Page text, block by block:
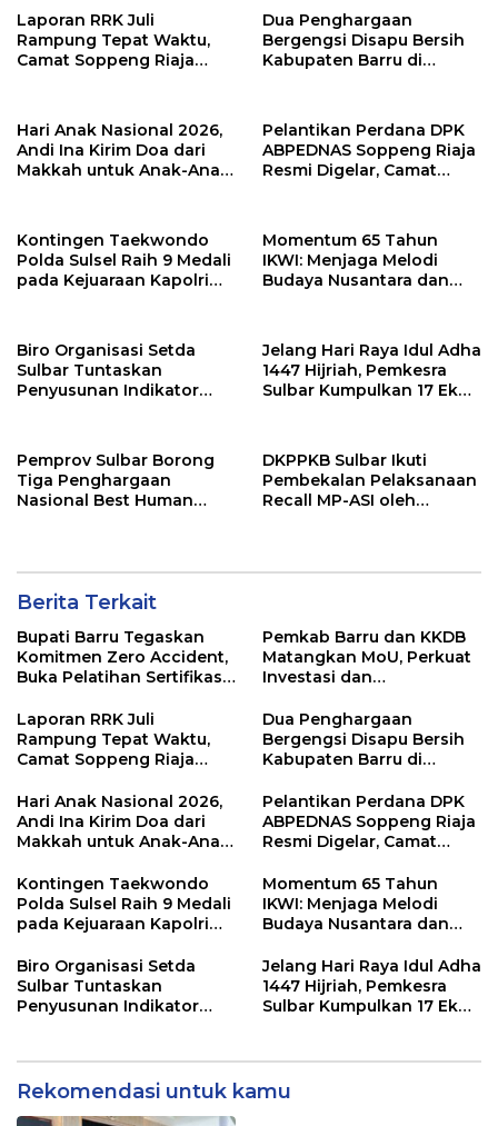
Laporan RRK Juli
Rampung Tepat Waktu,
Camat Soppeng Riaja
Dua Penghargaan
Bergengsi Disapu Bersih
Kabupaten Barru di
Hari Anak Nasional 2026,
Andi Ina Kirim Doa dari
Makkah untuk Anak-Anak
Pelantikan Perdana DPK
ABPEDNAS Soppeng Riaja
Resmi Digelar, Camat
Kontingen Taekwondo
Polda Sulsel Raih 9 Medali
pada Kejuaraan Kapolri
Momentum 65 Tahun
IKWI: Menjaga Melodi
Budaya Nusantara dan
Biro Organisasi Setda
Sulbar Tuntaskan
Penyusunan Indikator
Jelang Hari Raya Idul Adha
1447 Hijriah, Pemkesra
Sulbar Kumpulkan 17 Ekor
Pemprov Sulbar Borong
Tiga Penghargaan
Nasional Best Human
DKPPKB Sulbar Ikuti
Pembekalan Pelaksanaan
Recall MP-ASI oleh
Berita Terkait
Bupati Barru Tegaskan
Komitmen Zero Accident,
Buka Pelatihan Sertifikasi
Pemkab Barru dan KKDB
Matangkan MoU, Perkuat
Investasi dan
Laporan RRK Juli
Rampung Tepat Waktu,
Camat Soppeng Riaja
dan Kelurahan
Dua Penghargaan
Bergengsi Disapu Bersih
Kabupaten Barru di
Hari Anak Nasional 2026,
Andi Ina Kirim Doa dari
Makkah untuk Anak-Anak
Pelantikan Perdana DPK
ABPEDNAS Soppeng Riaja
Resmi Digelar, Camat
Wujudkan Desa Maju
Kontingen Taekwondo
Polda Sulsel Raih 9 Medali
pada Kejuaraan Kapolri
Momentum 65 Tahun
IKWI: Menjaga Melodi
Budaya Nusantara dan
Pers
Biro Organisasi Setda
Sulbar Tuntaskan
Penyusunan Indikator
Jelang Hari Raya Idul Adha
1447 Hijriah, Pemkesra
Sulbar Kumpulkan 17 Ekor
Rekomendasi untuk kamu